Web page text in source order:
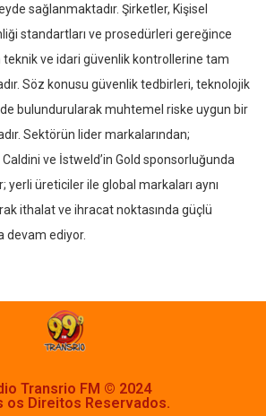
sağlanmaktadır. Şirketler, Kişisel
standartları ve prosedürleri gereğince
teknik ve idari güvenlik kontrollerine tam
Söz konusu güvenlik tedbirleri, teknolojik
bulundurularak muhtemel riske uygun bir
Sektörün lider markalarından;
Caldini ve İstweld’in Gold sponsorluğunda
üreticiler ile global markaları aynı
ithalat ve ihracat noktasında güçlü
devam ediyor.
Transrio FM © 2024
os Direitos Reservados.